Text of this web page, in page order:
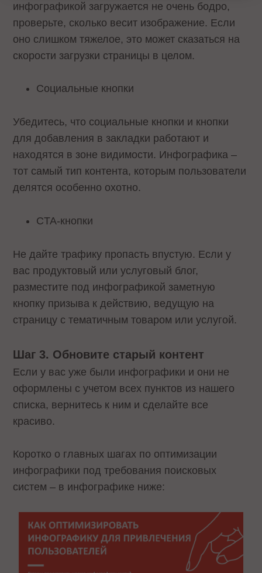
инфографикой загружается не очень бодро,
проверьте, сколько весит изображение. Если
оно слишком тяжелое, это может сказаться на
скорости загрузки страницы в целом.
Социальные кнопки
Убедитесь, что социальные кнопки и кнопки
для добавления в закладки работают и
находятся в зоне видимости. Инфографика –
тот самый тип контента, которым пользователи
делятся особенно охотно.
CTA-кнопки
Не дайте трафику пропасть впустую. Если у
вас продуктовый или услуговый блог,
разместите под инфографикой заметную
кнопку призыва к действию, ведущую на
страницу с тематичным товаром или услугой.
Шаг 3. Обновите старый контент
Если у вас уже были инфографики и они не
оформлены с учетом всех пунктов из нашего
списка, вернитесь к ним и сделайте все
красиво.
Коротко о главных шагах по оптимизации
инфографики под требования поисковых
систем – в инфографике ниже: